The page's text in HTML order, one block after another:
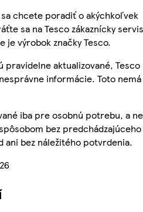
chcete poradiť o akýchkoľvek
sa na Tesco zákaznícky
je výrobok značky Tesco.
aktualizované, Tesco
informácie. Toto
iba pre osobnú potrebu, a
bez predchádzajúceho
ani bez náležitého potvrdenia.